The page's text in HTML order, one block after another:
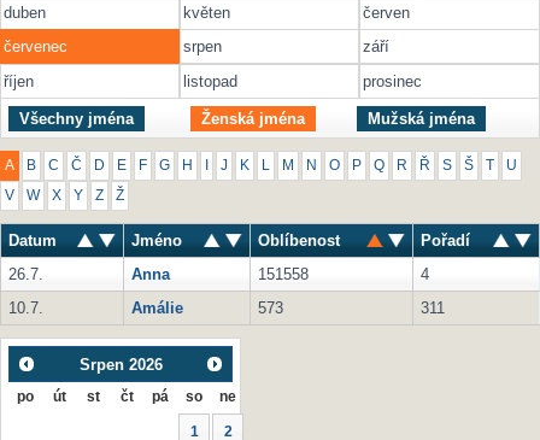
duben
květen
červen
červenec
srpen
září
říjen
listopad prosinec
Všechny jména Ženská jména Mužská jména
A B C Č D E F G H J K M N O P Q R Ř S Š U
V W X Y Z Ž
Datum Jméno Oblíbenost
Pořadí
26.7.
Anna 151558
4
10.7.
Amálie 573 311
Srpen 2026
po út st čt pá so ne
1 2